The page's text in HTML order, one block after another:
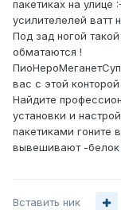
пакетиках на улице
усилителелей ватт
Под зад ногой
обматаются !
вас с этой
Найдите
установки и
пакетиками гоните
вывешивают -белок
Вставить ник